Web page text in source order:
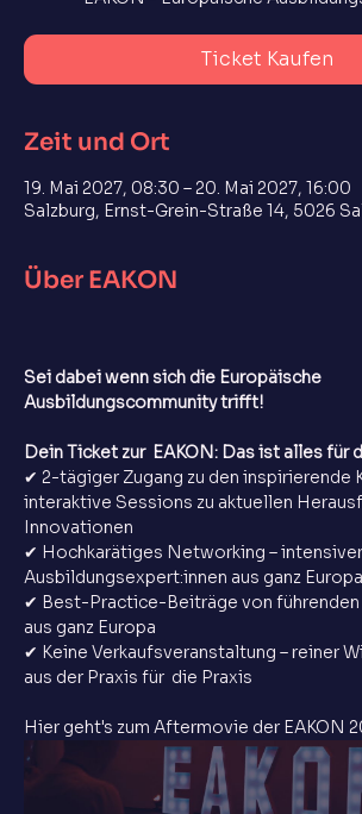
Ticket Kaufen
Zeit und Ort
19. Mai 2027, 08:30 – 20. Mai 2027, 16:00
Salzburg, Ernst-Grein-Straße 14, 5026
Über EAKON
Sei dabei wenn sich die Europäische
Ausbildungscommunity trifft!
Dein Ticket zur  EAKON: Das ist alles für
✔ 2-tägiger Zugang zu den inspirierende
interaktive Sessions zu aktuellen
Innovationen
✔ Hochkarätiges Networking –
Ausbildungsexpert:innen aus ganz Europa
✔ Best-Practice-Beiträge von führenden
aus ganz Europa
✔ Keine Verkaufsveranstaltung – reiner
aus der Praxis für  die Praxis
Hier geht's zum Aftermovie der EAKON